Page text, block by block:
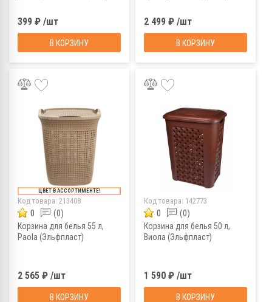
399 ₽ /шт
В КОРЗИНУ
2 499 ₽ /шт
В КОРЗИНУ
ЦВЕТ В АССОРТИМЕНТЕ!
Код товара: 213408
0 (0)
Корзина для белья 55 л,
Paola (Эльфпласт)
2 565 ₽ /шт
В КОРЗИНУ
Код товара: 142773
0 (0)
Корзина для белья 50 л,
Виола (Эльфпласт)
1 590 ₽ /шт
В КОРЗИНУ